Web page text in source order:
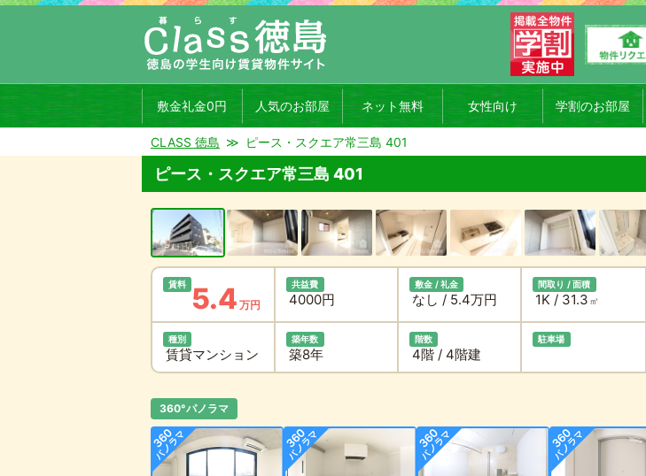
敷金礼金0円 人気のお部屋 ネット無料 女性向け 学割のお部屋
CLASS 徳島 ピース・スクエア常三島 401
ピース・スクエア常三島 401
賃料 5.4 万円
共益費
4000円
敷金 / 礼金
なし / 5.4万円
間取り / 面積
1K / 31.3 ㎡
種別
賃貸マンション
築年数
築8年
階数
4階 / 4階建
駐車場
360°パノラマ